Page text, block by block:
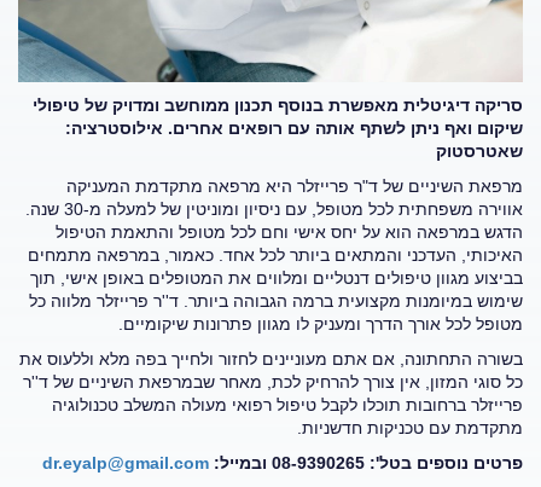
סריקה דיגיטלית מאפשרת בנוסף תכנון ממוחשב ומדויק של טיפולי
שיקום ואף ניתן לשתף אותה עם רופאים אחרים. אילוסטרציה:
שאטרסטוק
מרפאת השיניים של ד"ר פרייזלר היא מרפאה מתקדמת המעניקה
אווירה משפחתית לכל מטופל, עם ניסיון ומוניטין של למעלה מ-30 שנה.
הדגש במרפאה הוא על יחס אישי וחם לכל מטופל והתאמת הטיפול
האיכותי, העדכני והמתאים ביותר לכל אחד. כאמור, במרפאה מתמחים
בביצוע מגוון טיפולים דנטליים ומלווים את המטופלים באופן אישי, תוך
שימוש במיומנות מקצועית ברמה הגבוהה ביותר. ד''ר פרייזלר מלווה כל
מטופל לכל אורך הדרך ומעניק לו מגוון פתרונות שיקומיים.
בשורה התחתונה, אם אתם מעוניינים לחזור ולחייך בפה מלא וללעוס את
כל סוגי המזון, אין צורך להרחיק לכת, מאחר שבמרפאת השיניים של ד''ר
פרייזלר ברחובות תוכלו לקבל טיפול רפואי מעולה המשלב טכנולוגיה
מתקדמת עם טכניקות חדשניות.
פרטים נוספים בטל': 08-9390265 ובמייל:
dr.eyalp@gmail.com